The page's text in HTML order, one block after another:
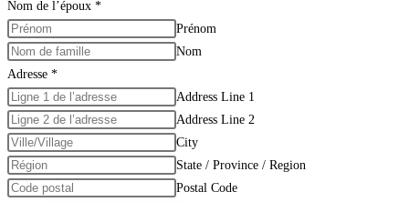
Nom de l’époux *
Prénom
Nom
Adresse *
Address Line 1
Address Line 2
City
State / Province / Region
Postal Code